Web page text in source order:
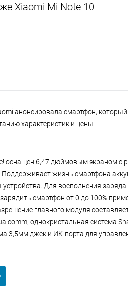
Xiaomi Mi Note 10
анонсировала смартфон,
характеристик и цены.
оснащен 6,47 дюймовым экраном с
Поддерживает жизнь смартфона
Для восполнения
смартфон от 0 до 100%
главного модуля
однокристальная система
3,5мм джек и ИК-порта для